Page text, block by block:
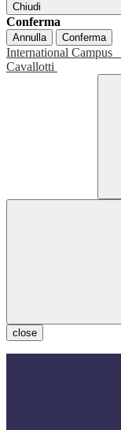
Chiudi
Conferma
Annulla Conferma
International Campus
Cavallotti
close